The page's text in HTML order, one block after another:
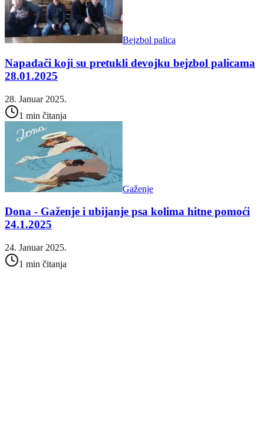
Bejzbol palica
Napadači koji su pretukli devojku bejzbol palicama
28.01.2025
28. Januar 2025.
1 min čitanja
Gaženje
Dona - Gaženje i ubijanje psa kolima hitne pomoći
24.1.2025
24. Januar 2025.
1 min čitanja